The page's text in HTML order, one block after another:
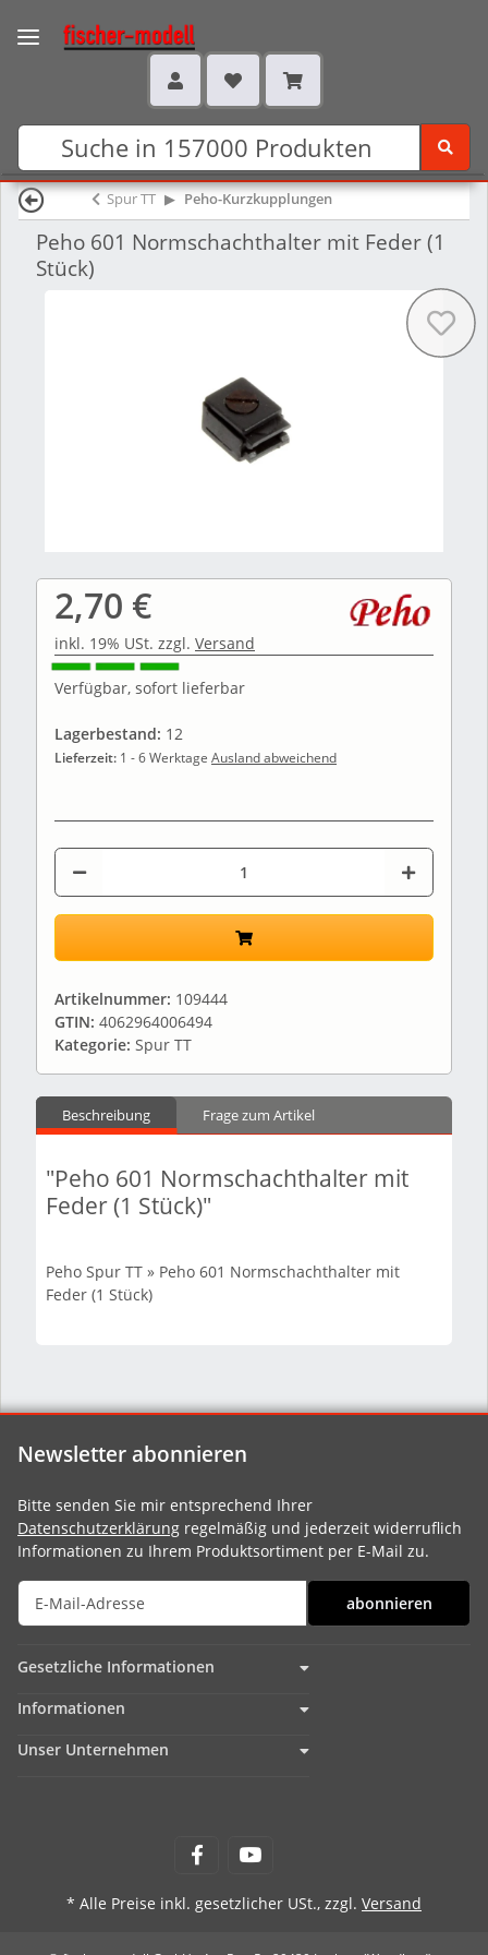
Spur TT Peho-Kurzkupplungen
Peho 601 Normschachthalter mit Feder (1
Stück)
2,70 €
inkl. 19% USt. zzgl. Versand
Verfügbar, sofort lieferbar
Lagerbestand: 12
Lieferzeit: 1 - 6 Werktage Ausland abweichend
Artikelnummer: 109444
GTIN: 4062964006494
Kategorie: Spur TT
Beschreibung Frage zum Artikel
"Peho 601 Normschachthalter mit
Feder (1 Stück)"
Peho Spur TT » Peho 601 Normschachthalter mit
Feder (1 Stück)
Newsletter abonnieren
Bitte senden Sie mir entsprechend Ihrer
Datenschutzerklärung regelmäßig und jederzeit widerruflich
Informationen zu Ihrem Produktsortiment per E-Mail zu.
abonnieren
Gesetzliche Informationen
Informationen
Unser Unternehmen
* Alle Preise inkl. gesetzlicher USt., zzgl. Versand